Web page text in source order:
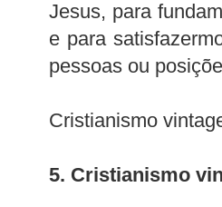
Jesus, para
e para
pessoas ou
Cristianismo
5. Cristianismo